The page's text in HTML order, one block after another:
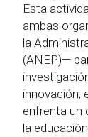
Esta
ambas
la
(ANEP)—
innovación,
enfrenta un
la